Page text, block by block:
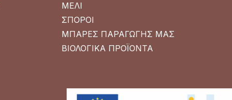
ΜΕΛΙ
ΣΠΟΡΟΙ
ΜΠΑΡΕΣ ΠΑΡΑΓΩΓΗΣ ΜΑΣ
ΒΙΟΛΟΓΙΚΑ ΠΡΟΪΟΝΤΑ